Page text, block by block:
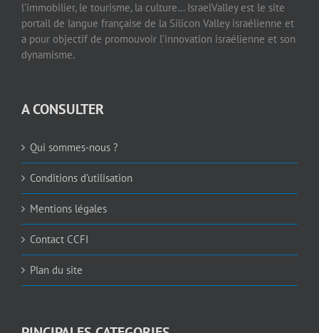
l’immobilier, le tourisme, la culture… IsraelValley est le site
portail de langue française de la Silicon Valley israélienne et
a pour objectif de promouvoir l’innovation israélienne et son
dynamisme.
A CONSULTER
Qui sommes-nous ?
Conditions d’utilisation
Mentions légales
Contact CCFI
Plan du site